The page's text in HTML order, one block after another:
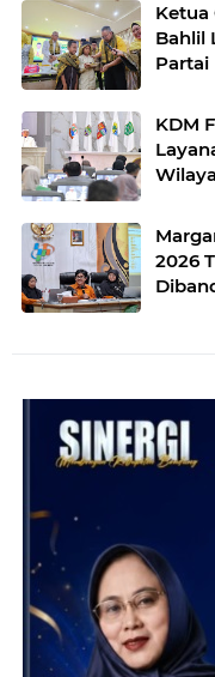
Ketua
Bahlil
Partai
KDM
2026